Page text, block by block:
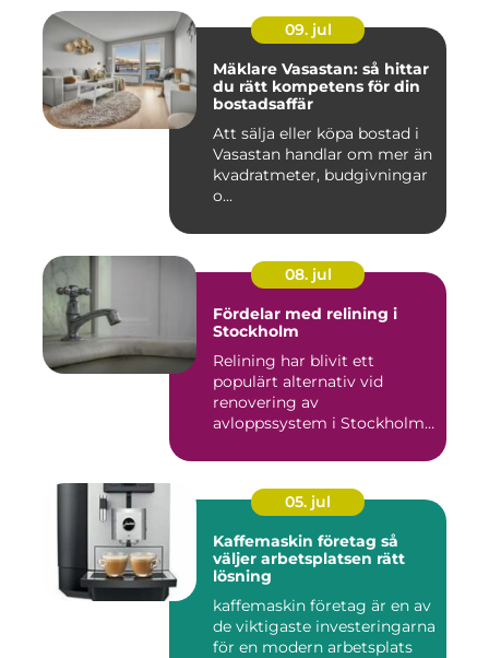
09. jul
Mäklare Vasastan: så hittar
du rätt kompetens för din
bostadsaffär
Att sälja eller köpa bostad i
Vasastan handlar om mer än
kvadratmeter, budgivningar
o...
08. jul
Fördelar med relining i
Stockholm
Relining har blivit ett
populärt alternativ vid
renovering av
avloppssystem i Stockholm.
05. jul
Kaffemaskin företag så
väljer arbetsplatsen rätt
lösning
kaffemaskin företag är en av
de viktigaste investeringarna
för en modern arbetsplats